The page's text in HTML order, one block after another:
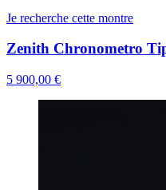
Je recherche cette montre
Zenith Chronometro
5 900,00 €